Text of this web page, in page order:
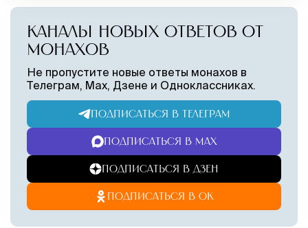
КАНАЛЫ НОВЫХ ОТВЕТОВ ОТ
МОНАХОВ
Не пропустите новые ответы монахов в
Телеграм, Max, Дзене и Одноклассниках.
ПОДПИСАТЬСЯ В ТЕЛЕГРАМ
ПОДПИСАТЬСЯ В MAX
ПОДПИСАТЬСЯ В ДЗЕН
ПОДПИСАТЬСЯ В ОК